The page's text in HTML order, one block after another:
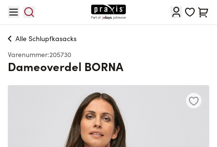
Cart
Alle Schlupfkasacks
Varenummer:205730
Dameoverdel BORNA